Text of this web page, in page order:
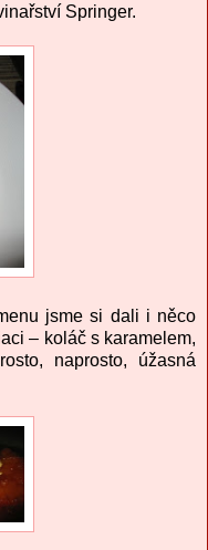
Springer.
jsme si dali i něco
– koláč s karamelem,
naprosto, úžasná